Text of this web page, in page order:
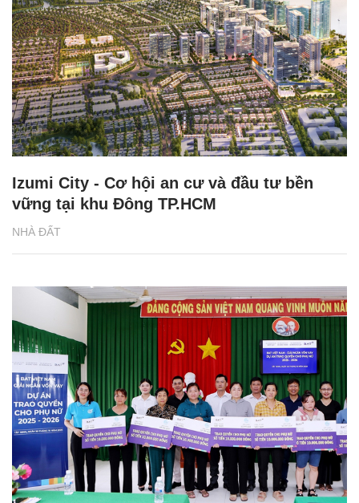
NHÀ ĐẤT
Izumi City - Cơ hội an cư và đầu tư bền
vững tại khu Đông TP.HCM